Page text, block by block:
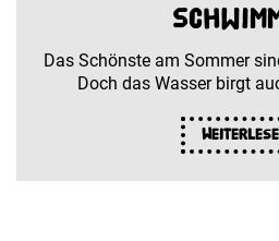
Das Schönste am Sommer
Doch das Wasser birgt